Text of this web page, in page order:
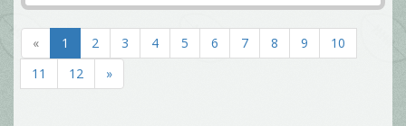
« 1 2 3 4 5 6 7 8 9
10
11
12 »